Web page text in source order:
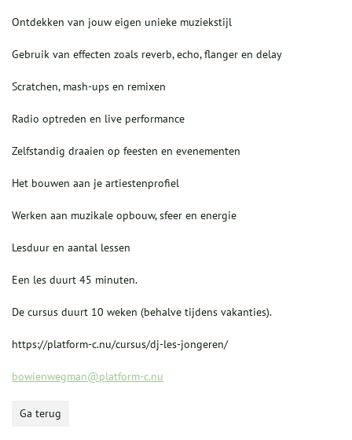
Ontdekken van jouw eigen unieke muziekstijl
Gebruik van effecten zoals reverb, echo, flanger en delay
Scratchen, mash-ups en remixen
Radio optreden en live performance
Zelfstandig draaien op feesten en evenementen
Het bouwen aan je artiestenprofiel
Werken aan muzikale opbouw, sfeer en energie
Lesduur en aantal lessen
Een les duurt 45 minuten.
De cursus duurt 10 weken (behalve tijdens vakanties).
https://platform-c.nu/cursus/dj-les-jongeren/
bowienwegman@platform-c.nu
Ga terug